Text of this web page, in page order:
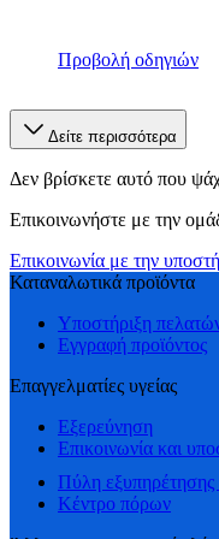
Προβολή οδηγιών
Δείτε περισσότερα
Δεν βρίσκετε αυτό που
Επικοινωνήστε με την
Επικοινωνία με την
Καταναλωτικά προϊόντα
Υποστήριξη
Εγγραφή προϊόντος
Επαγγελματίες υγείας
Εξερεύνηση
Επικοινωνία και
Πύλη
Κέντρο πόρων